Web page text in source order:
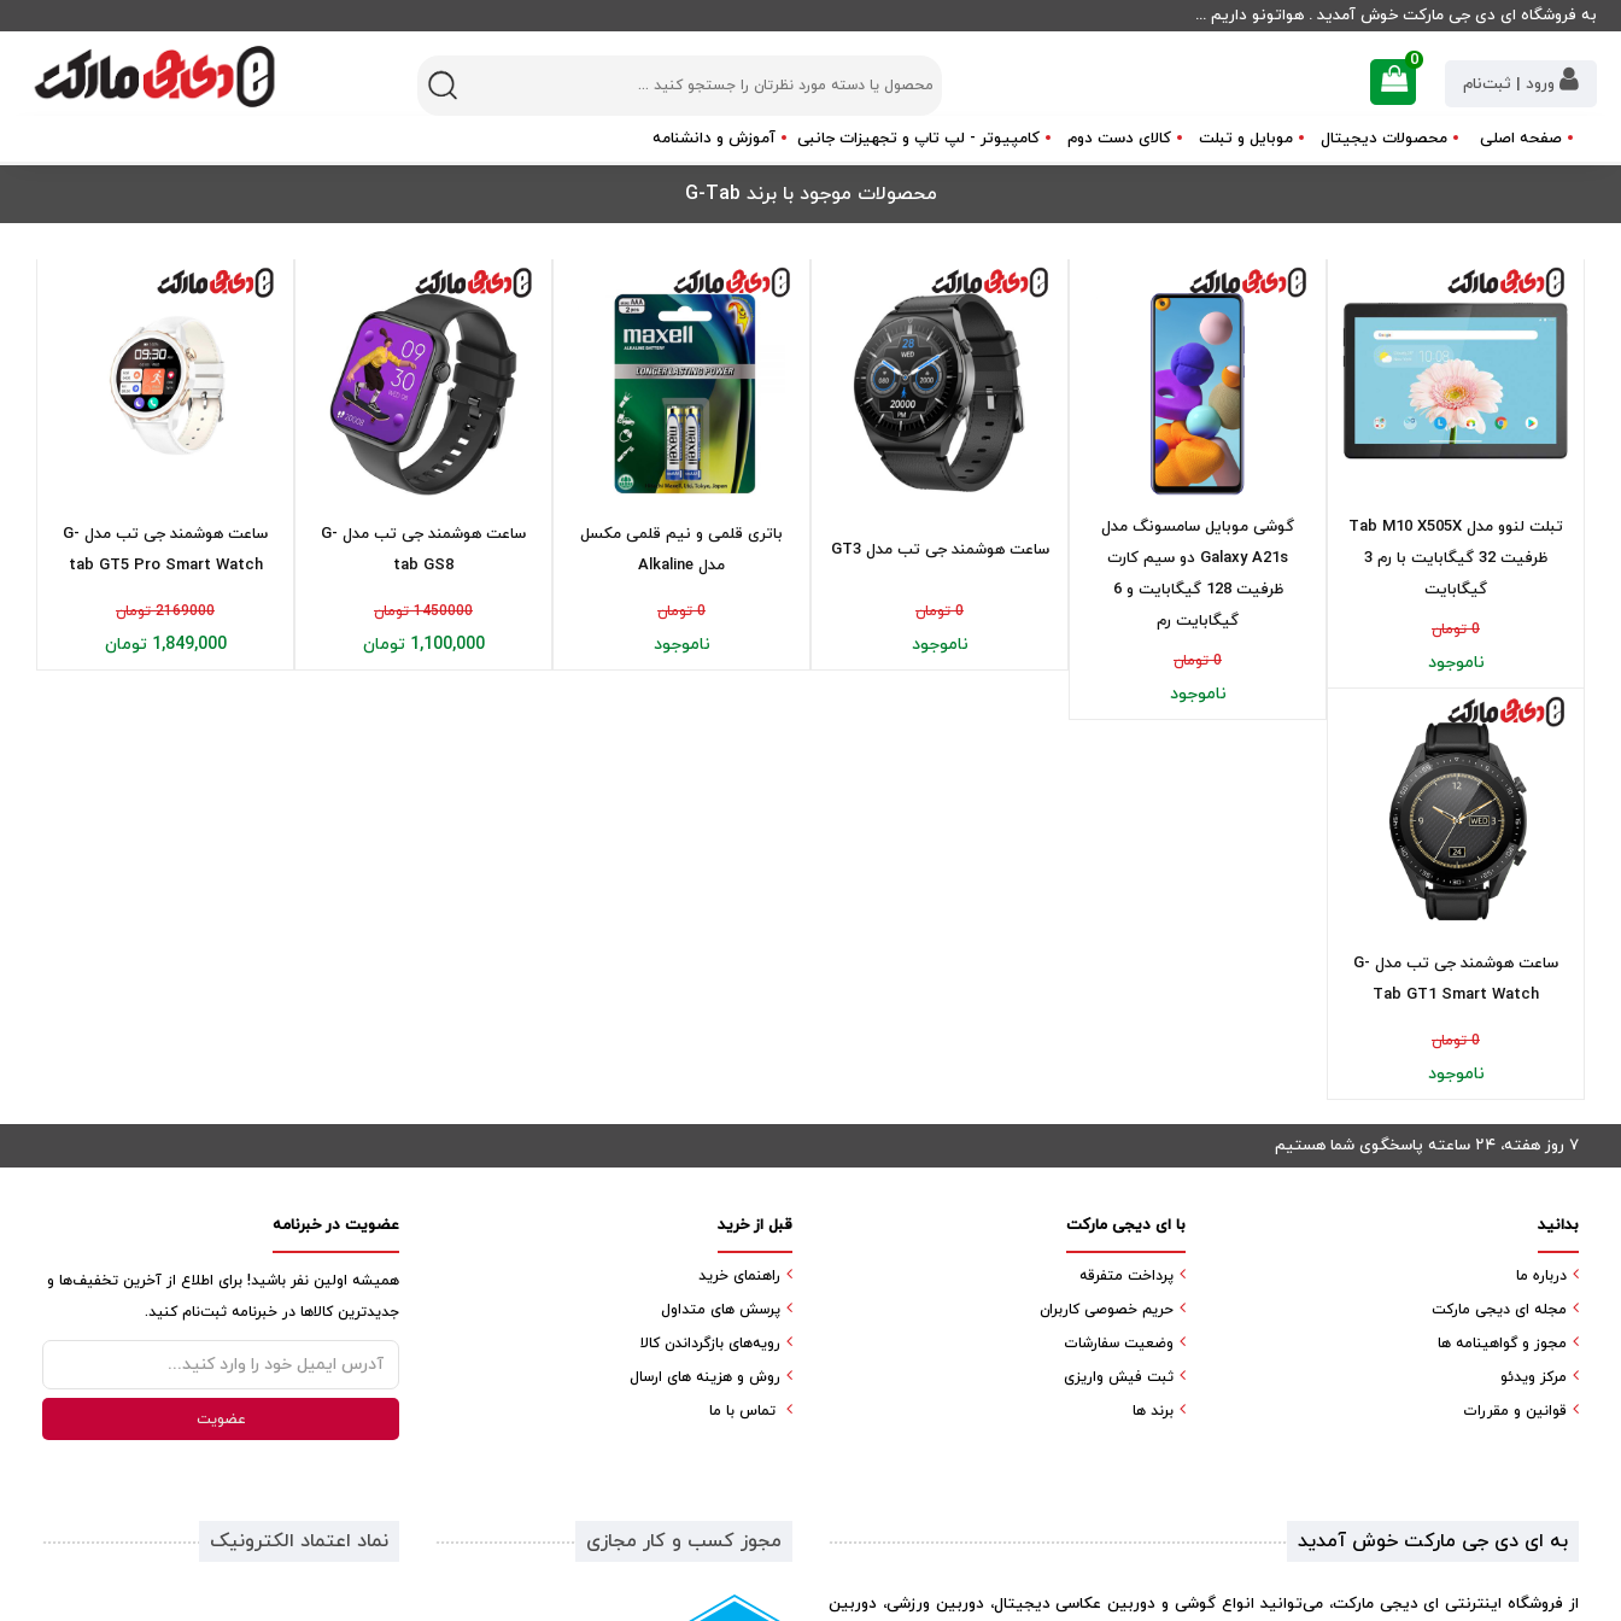
به فروشگاه ای دی جی مارکت خوش آمدید . هواتونو داریم ...
ورود | ثبت‌نام
0
صفحه اصلی محصولات دیجیتال موبایل و تبلت کالای دست دوم کامپیوتر - لپ تاپ و تجهیزات جانبی آموزش و دانشنامه
محصولات موجود با برند G-Tab
ساعت هوشمند جی تب مدل G-
tab GT5 Pro Smart Watch
2169000 تومان
1,849,000 تومان
ساعت هوشمند جی تب مدل G-
tab GS8
1450000 تومان
1,100,000 تومان
باتری قلمی و نیم قلمی مکسل
مدل Alkaline
0 تومان
ناموجود
ساعت هوشمند جی تب مدل GT3
0 تومان
ناموجود
گوشی موبایل سامسونگ مدل
Galaxy A21s دو سیم کارت
ظرفیت 128 گیگابایت و 6
گیگابایت رم
0 تومان
ناموجود
تبلت لنوو مدل Tab M10 X505X
ظرفیت 32 گیگابایت با رم 3
گیگابایت
0 تومان
ناموجود
ساعت هوشمند جی تب مدل G-
Tab GT1 Smart Watch
0 تومان
ناموجود
۷ روز هفته، ۲۴ ساعته پاسخگوی شما هستیم
عضویت در خبرنامه
همیشه اولین نفر باشید! برای اطلاع از آخرین تخفیف‌ها و
جدیدترین کالاها در خبرنامه ثبت‌نام کنید.
قبل از خرید
راهنمای خرید
پرسش های متداول
رویه‌های بازگرداندن کالا
روش و هزینه های ارسال
تماس با ما
با ای دیجی مارکت
پرداخت متفرقه
حریم خصوصی کاربران
وضعیت سفارشات
ثبت فیش واریزی
برند ها
بدانید
درباره ما
مجله ای دیجی مارکت
مجوز و گواهینامه ها
مرکز ویدئو
قوانین و مقررات
به ای دی جی مارکت خوش آمدید
از فروشگاه اینترنتی ای دیجی مارکت، می‌توانید انواع گوشی و دوربین عکاسی دیجیتال، دوربین ورزشی، دوربین
مجوز کسب و کار مجازی نماد اعتماد الکترونیک